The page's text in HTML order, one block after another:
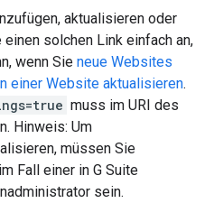
aktualisieren oder
solchen Link einfach an,
wenn Sie neue Websites
einer Website aktualisieren.
muss im URI des
Hinweis: Um
müssen Sie
Fall einer in G Suite
sein.